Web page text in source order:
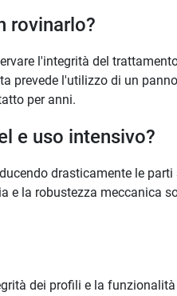
rovinarlo?
l'integrità del
prevede l'utilizzo di un
per anni.
e uso intensivo?
drasticamente le parti
e la robustezza meccanica
dei profili e la